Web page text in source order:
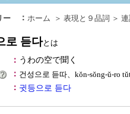
ー ： ホーム ＞ 表現と９品詞 ＞
로 듣다とは
： うわの空で聞く
： 건성으로 듣따、kŏn-sŏng-ŭ-ro
： 귓등으로 듣다